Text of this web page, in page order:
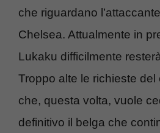
che riguardano
Chelsea. Attualmente in
Lukaku difficilmente
Troppo alte le richieste
che, questa volta, vuole
definitivo il belga che